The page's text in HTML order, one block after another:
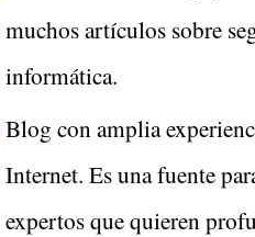
muchos artículos sobre
informática.
Blog con amplia
Internet. Es una fuente
expertos que quieren